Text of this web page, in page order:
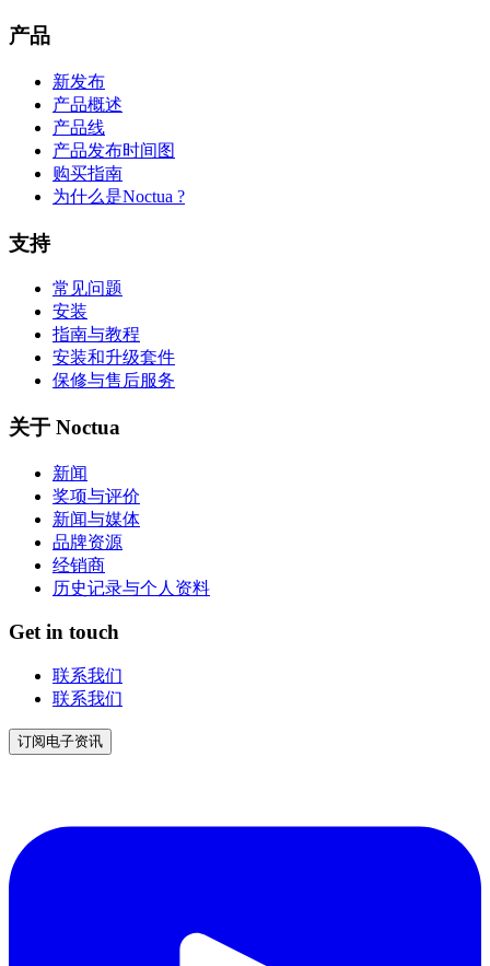
产品
新发布
产品概述
产品线
产品发布时间图
购买指南
为什么是Noctua ?
支持
常见问题
安装
指南与教程
安装和升级套件
保修与售后服务
关于 Noctua
新闻
奖项与评价
新闻与媒体
品牌资源
经销商
历史记录与个人资料
Get in touch
联系我们
联系我们
订阅电子资讯